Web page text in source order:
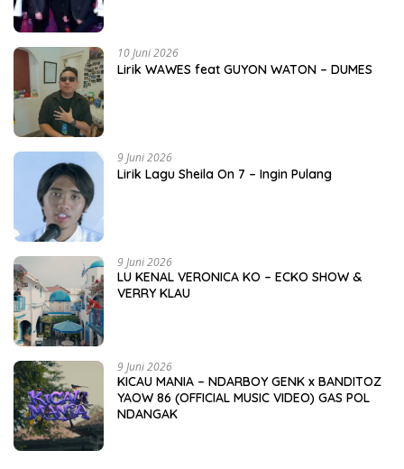
10 Juni 2026
Lirik WAWES feat GUYON WATON – DUMES
9 Juni 2026
Lirik Lagu Sheila On 7 – Ingin Pulang
9 Juni 2026
LU KENAL VERONICA KO – ECKO SHOW &
VERRY KLAU
9 Juni 2026
KICAU MANIA – NDARBOY GENK x BANDITOZ
YAOW 86 (OFFICIAL MUSIC VIDEO) GAS POL
NDANGAK